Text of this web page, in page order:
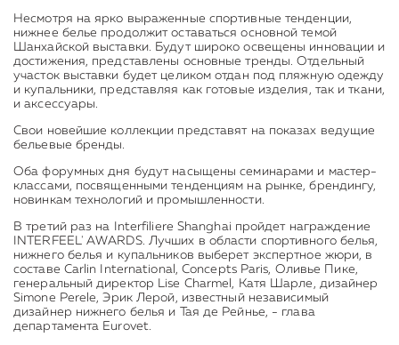
Несмотря на ярко выраженные спортивные тенденции,
нижнее белье продолжит оставаться основной темой
Шанхайской выставки. Будут широко освещены инновации и
достижения, представлены основные тренды. Отдельный
участок выставки будет целиком отдан под пляжную одежду
и купальники, представляя как готовые изделия, так и ткани,
и аксессуары.
Свои новейшие коллекции представят на показах ведущие
бельевые бренды.
Оба форумных дня будут насыщены семинарами и мастер-
классами, посвященными тенденциям на рынке, брендингу,
новинкам технологий и промышленности.
В третий раз на Interfiliere Shanghai пройдет награждение
INTERFEEL' AWARDS. Лучших в области спортивного белья,
нижнего белья и купальников выберет экспертное жюри, в
составе Carlin International, Concepts Paris, Оливье Пике,
генеральный директор Lise Charmel, Катя Шарле, дизайнер
Simone Perele, Эрик Лерой, известный независимый
дизайнер нижнего белья и Тая де Рейнье, - глава
департамента Eurovet.